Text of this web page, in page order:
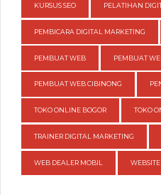
KURSUS SEO PELATIHAN
PEMBICARA DIGITAL MARKETING
PEMBUAT WEB PEMBUAT
PEMBUAT WEB CIBINONG
TOKO ONLINE BOGOR TOKO
TRAINER DIGITAL MARKETING
WEB DEALER MOBIL